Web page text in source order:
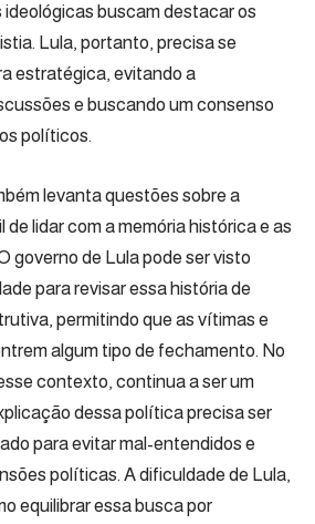
buscam destacar os
Lula, portanto, precisa se
estratégica, evitando a
e buscando um consenso
políticos.
levanta questões sobre a
lidar com a memória histórica e as
governo de Lula pode ser visto
para revisar essa história de
permitindo que as vítimas e
algum tipo de fechamento. No
contexto, continua a ser um
dessa política precisa ser
para evitar mal-entendidos e
políticas. A dificuldade de Lula,
equilibrar essa busca por